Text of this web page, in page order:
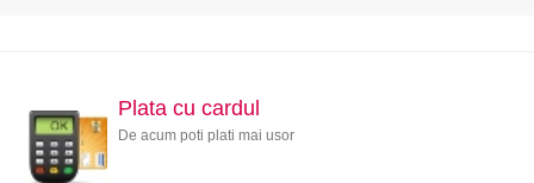
Plata cu cardul
De acum poti plati mai usor